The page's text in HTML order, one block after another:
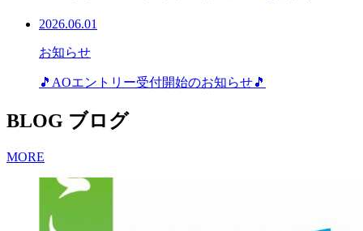
2026.06.01
お知らせ
🎵AOエントリー受付開始のお知らせ🎵
BLOG ブログ
MORE